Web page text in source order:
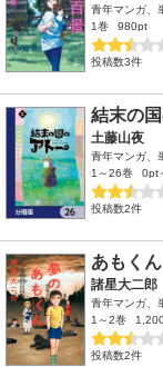
青年マンガ、
1巻
980pt
投稿数3件
結末の
土藤山夜
青年マンガ、
1～26巻
0pt
投稿数2件
あもくん
諸星大二郎
青年マンガ、
1～2巻
投稿数2件